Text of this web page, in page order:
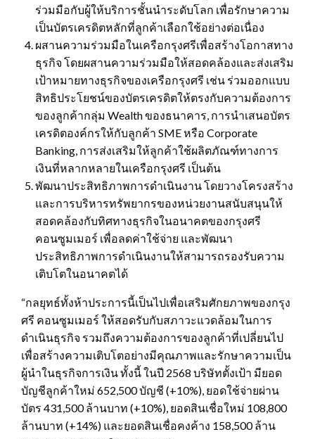
ร่วมมือกับผู้ให้บริการชั้นนำระดับโลก เพื่อรักษาความ
เป็นบัตรเครดิตหลักที่ลูกค้าเลือกใช้อย่างต่อเนื่อง
ผสานความร่วมมือในเครือกรุงศรีเพื่อสร้างโอกาสทาง
ธุรกิจ โดยผสานความร่วมมือให้สอดคล้องและส่งเสริม
เป้าหมายทางธุรกิจของเครือกรุงศรี เช่น ร่วมออกแบบ
สิทธิประโยชน์ของบัตรเครดิตให้ตรงกับความต้องการ
ของลูกค้ากลุ่ม Wealth ของธนาคาร, การนำเสนอบัตร
เครดิตองค์กรให้กับลูกค้า SME หรือ Corporate
Banking, การส่งเสริมให้ลูกค้าใช้ผลิตภัณฑ์ทางการ
เงินที่หลากหลายในเครือกรุงศรี เป็นต้น
พัฒนาประสิทธิภาพการดำเนินงาน โดยวางโครงสร้าง
และการบริหารทรัพยากรของหน่วยงานสนับสนุนให้
สอดคล้องกับทิศทางธุรกิจในอนาคตของกรุงศรี
คอนซูมเมอร์ เพื่อลดค่าใช้จ่าย และพัฒนา
ประสิทธิภาพการดำเนินงานให้สามารถรองรับความ
เติบโตในอนาคตได้
“กลยุทธ์ทั้งห้าประการนี้เป็นไปเพื่อเสริมศักยภาพของกรุง
ศรี คอนซูมเมอร์ ให้สอดรับกับสภาวะแวดล้อมในการ
ดำเนินธุรกิจ รวมถึงความต้องการของลูกค้าที่เปลี่ยนไป
เพื่อสร้างความเติบโตอย่างมีคุณภาพและรักษาความเป็น
ผู้นำในธุรกิจการเงิน ทั้งนี้ ในปี 2568 บริษัทตั้งเป้า มียอด
บัญชีลูกค้าใหม่ 652,500 บัญชี (+10%), ยอดใช้จ่ายผ่าน
บัตร 431,500 ล้านบาท (+10%), ยอดสินเชื่อใหม่ 108,800
ล้านบาท (+14%) และยอดสินเชื่อคงค้าง 158,500 ล้าน